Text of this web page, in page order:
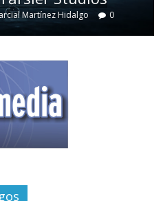
Martínez Hidalgo 0